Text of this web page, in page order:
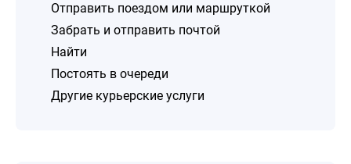
Отправить поездом или маршруткой
Забрать и отправить почтой
Найти
Постоять в очереди
Другие курьерские услуги